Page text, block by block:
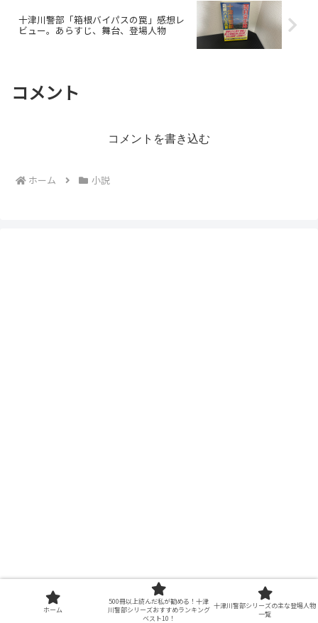
十津川警部「箱根バイパスの罠」感想レ
ビュー。あらすじ、舞台、登場人物
コメント
コメントを書き込む
ホーム 小説
ホーム
500冊以上読んだ私が勧める！十津
川警部シリーズおすすめランキング
ベスト10！
十津川警部シリーズの主な登場人物
一覧